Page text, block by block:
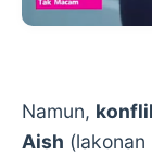
Namun,
Aish (lakonan